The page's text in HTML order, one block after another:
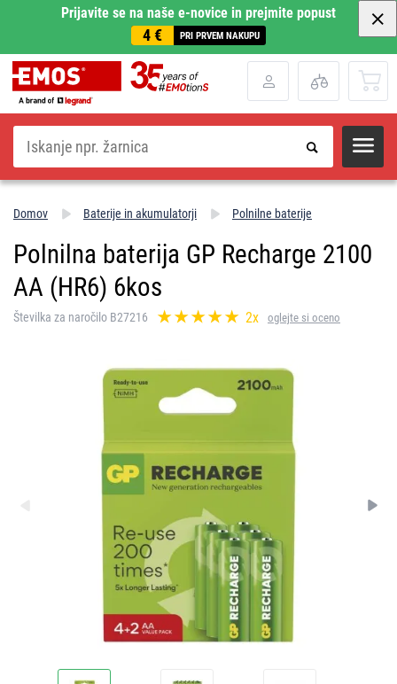
Prijavite se na naše e-novice in prejmite popust
4 € PRI PRVEM NAKUPU
Iskanje
Domov Baterije in akumulatorji Polnilne baterije
Polnilna baterija GP Recharge 2100
AA (HR6) 6kos
Številka za naročilo B27216 2x oglejte si oceno